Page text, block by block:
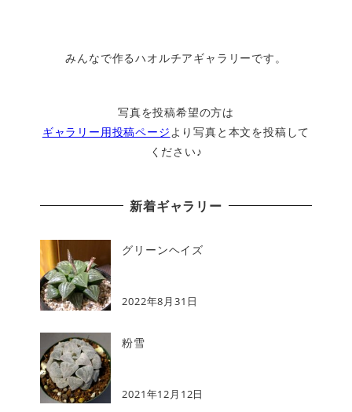
みんなで作るハオルチアギャラリーです。
写真を投稿希望の方は
ギャラリー用投稿ページ より写真と本文を投稿して
ください♪
新着ギャラリー
グリーンヘイズ
2022年8月31日
粉雪
2021年12月12日